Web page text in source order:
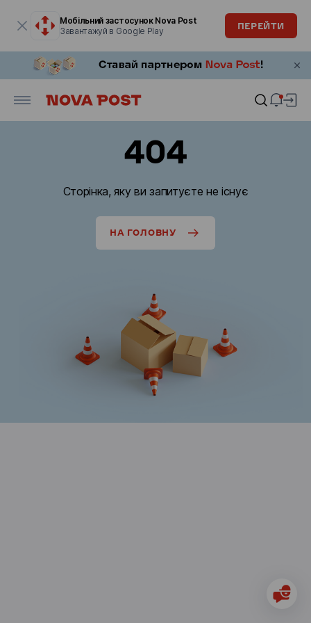
Мобільний застосунок Nova Post
Завантажуй в Google Play
ПЕРЕЙТИ
404
Сторінка, яку ви запитуєте не існує
НА ГОЛОВНУ